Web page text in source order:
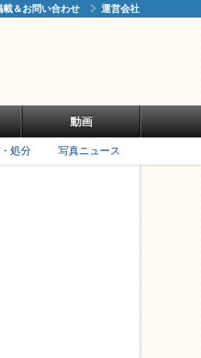
載＆お問い合わせ 運営会社
動画
処分 写真ニュース